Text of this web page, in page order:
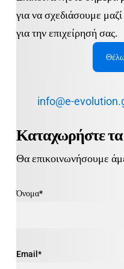
για να σχεδιάσουμε
για την επιχείρησή σας.
info@e-
Καταχωρήστε τα
Θα επικοινωνήσουμε
Όνομα*
Email*